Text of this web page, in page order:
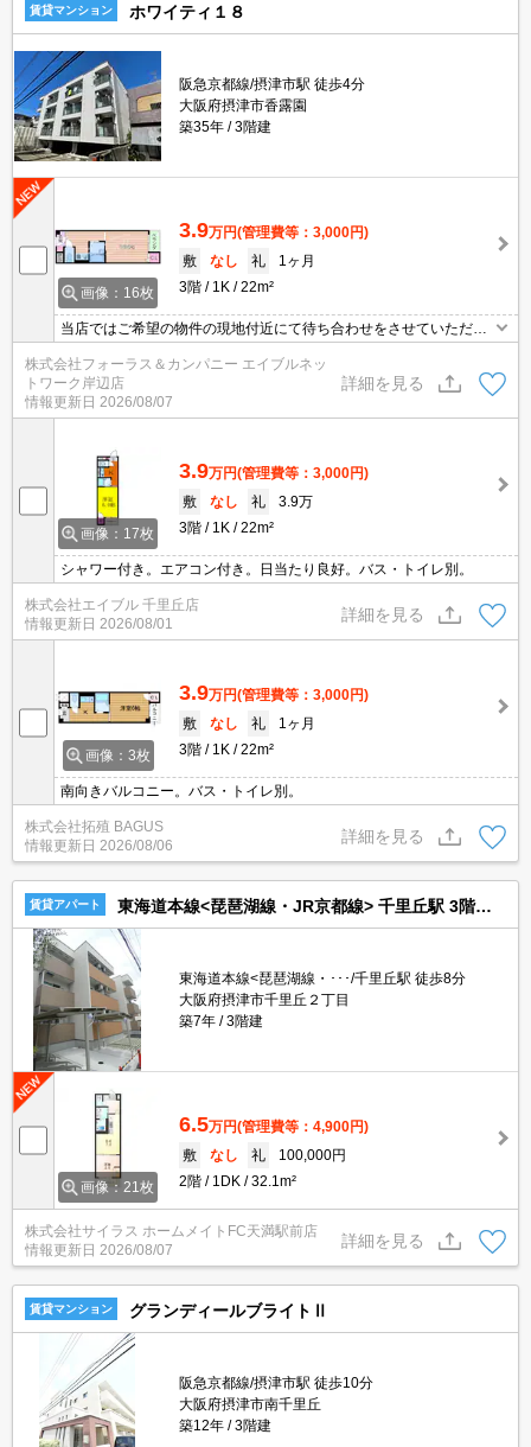
賃貸マンション ホワイティ１８
阪急京都線/摂津市駅 徒歩4分
大阪府摂津市香露園
築35年
3階建
画像：16枚
3.9万円(管理費等：3,000円)
敷
なし 礼
1ヶ月
3階
1K 22m²
当店ではご希望の物件の現地付近にて待ち合わせをさせていただき
です。詳しくは 当店「０１２０－９６７－０９９」にお気軽にお問
合せ下さい♪
株式会社フォーラス＆カンパニー エイブルネッ
トワーク岸辺店
情報更新日 2026/08/07
詳細を見る
画像：17枚
3.9万円(管理費等：3,000円)
敷
なし 礼
3.9万
3階
1K 22m²
シャワー付き。エアコン付き。日当たり良好。バス・トイレ別。
株式会社エイブル 千里丘店
情報更新日 2026/08/01
詳細を見る
画像：3枚
3.9万円(管理費等：3,000円)
敷
なし 礼
1ヶ月
3階
1K 22m²
南向きバルコニー。バス・トイレ別。
株式会社拓殖 BAGUS
情報更新日 2026/08/06
詳細を見る
賃貸アパート 東海道本線<琵琶湖線・JR京都線> 千里丘駅 3階建 築7年
東海道本線<琵琶湖線・･･･/千里丘駅 徒歩8分
大阪府摂津市千里丘２丁目
築7年
3階建
画像：21枚
6.5万円(管理費等：4,900円)
敷
なし 礼
100,000円
2階
1DK 32.1m²
株式会社サイラス ホームメイトFC天満駅前店
情報更新日 2026/08/07
詳細を見る
賃貸マンション グランディールブライトⅡ
阪急京都線/摂津市駅 徒歩10分
大阪府摂津市南千里丘
築12年
3階建